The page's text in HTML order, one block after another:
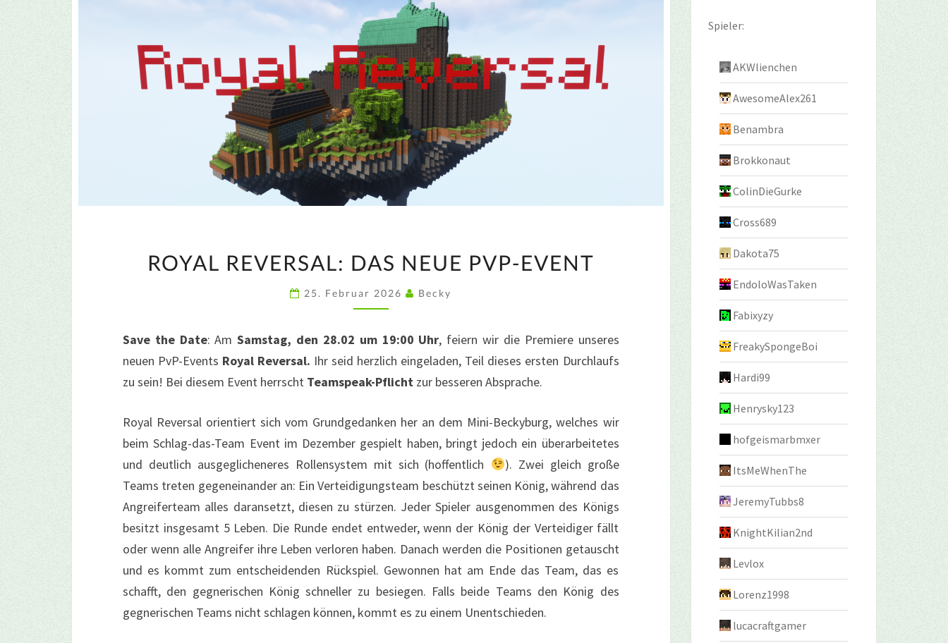
REVERSAL:
DAS
NEUE
ROYAL REVERSAL: DAS NEUE PVP-EVENT
25. Februar 2026 Becky
Save the Date: AmSamstag, den 28.02 um 19:00 Uhr, feiern wir die Premiere unseres
neuen PvP-Events Royal Reversal. Ihr seid herzlich eingeladen, Teil dieses ersten Durchlaufs
zu sein! Bei diesem Event herrscht Teamspeak-Pflicht zur besseren Absprache.
Royal Reversal orientiert sich vom Grundgedanken her an dem Mini-Beckyburg, welches wir
beim Schlag-das-Team Event im Dezember gespielt haben, bringt jedoch ein überarbeitetes
und deutlich ausgeglicheneres Rollensystem mit sich (hoffentlich
). Zwei gleich große
Teams treten gegeneinander an: Ein Verteidigungsteam beschützt seinen König, während das
Angreiferteam alles daransetzt, diesen zu stürzen. Jeder Spieler ausgenommen des Königs
besitzt insgesamt 5 Leben. Die Runde endet entweder, wenn der König der Verteidiger fällt
oder wenn alle Angreifer ihre Leben verloren haben. Danach werden die Positionen getauscht
und es kommt zum entscheidenden Rückspiel. Gewonnen hat am Ende das Team, das es
schafft, den gegnerischen König schneller zu besiegen. Falls beide Teams den König des
gegnerischen Teams nicht schlagen können, kommt es zu einem Unentschieden.
Spieler:
AKWlienchen
AwesomeAlex261
Benambra
Brokkonaut
ColinDieGurke
Cross689
Dakota75
EndoloWasTaken
Fabixyzy
FreakySpongeBoi
Hardi99
Henrysky123
hofgeismarbmxer
ItsMeWhenThe
JeremyTubbs8
KnightKilian2nd
Levlox
Lorenz1998
lucacraftgamer